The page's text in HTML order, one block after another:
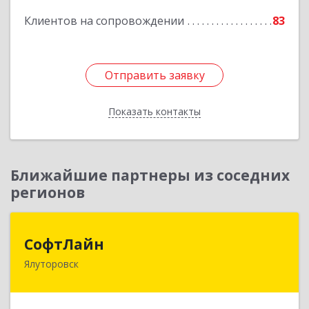
Клиентов на сопровождении 83
Отправить заявку
Показать контакты
Отправить заявку
Назад
Ближайшие партнеры из соседних
регионов
СофтЛайн
Ялуторовск627010, Тюменская обл, Ялуторовский р-н,